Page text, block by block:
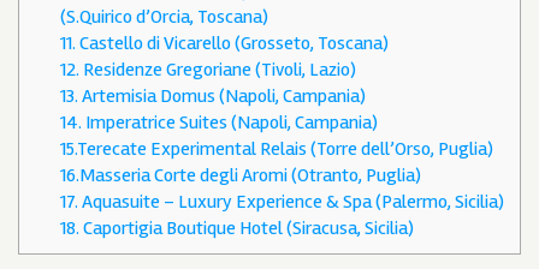
(S.Quirico d’Orcia, Toscana)
11. Castello di Vicarello (Grosseto, Toscana)
12. Residenze Gregoriane (Tivoli, Lazio)
13. Artemisia Domus (Napoli, Campania)
14. Imperatrice Suites (Napoli, Campania)
15.Terecate Experimental Relais (Torre dell’Orso, Puglia)
16.Masseria Corte degli Aromi (Otranto, Puglia)
17. Aquasuite – Luxury Experience & Spa (Palermo, Sicilia)
18. Caportigia Boutique Hotel (Siracusa, Sicilia)